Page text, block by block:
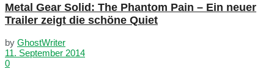
Metal Gear Solid: The Phantom Pain – Ein neuer
Trailer zeigt die schöne Quiet
by GhostWriter
11. September 2014
0